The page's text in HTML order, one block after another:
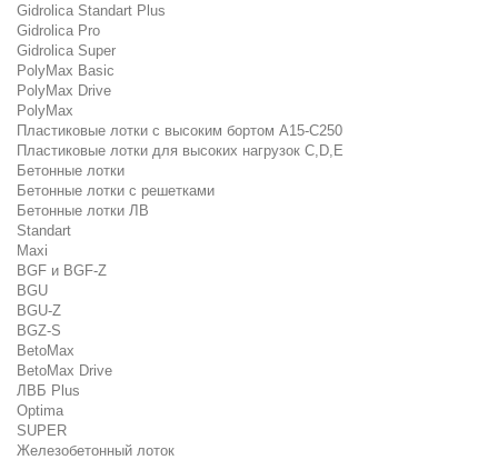
Gidrolica Standart Plus
Gidrolica Pro
Gidrolica Super
PolyMax Basic
PolyMax Drive
PolyMax
Пластиковые лотки с высоким бортом А15-C250
Пластиковые лотки для высоких нагрузок C,D,E
Бетонные лотки
Бетонные лотки с решетками
Бетонные лотки ЛВ
Standart
Maxi
BGF и BGF-Z
BGU
BGU-Z
BGZ-S
BetoMax
BetoMax Drive
ЛВБ Plus
Optima
SUPER
Железобетонный лоток